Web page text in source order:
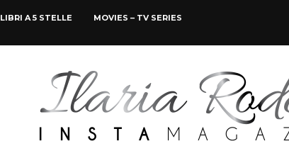
LIBRI A 5 STELLE
MOVIES – TV SERIES